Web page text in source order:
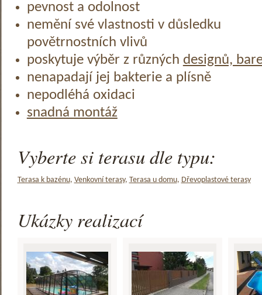
pevnost a odolnost
nemění své vlastnosti v důsledku
povětrnostních vlivů
poskytuje výběr z různých designů,
nenapadají jej bakterie a plísně
nepodléhá oxidaci
snadná montáž
Vyberte si terasu dle typu:
Terasa k bazénu, Venkovní terasy, Terasa u domu, Dřevoplastové terasy
Ukázky realizací